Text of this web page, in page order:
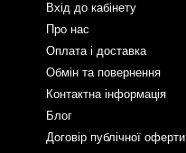
Вхід до кабінету
Про нас
Оплата і доставка
Обмін та повернення
Контактна інформація
Блог
Договір публічної оферти